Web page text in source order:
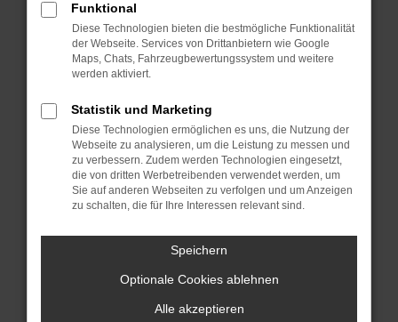
Starte dein Gerät neu.
Das kann manchmal helfen, vorübergehende
Probleme zu beheben.
Betriebssystem auf dem neuesten Stand
sind.
Veraltete Software birgt nicht nur ein
Sicherheitsrisiko, sondern kann auch dazu
führen, dass bestimmte Funktionen nicht mehr
unterstützt werden.
Wende dich an den Webseitenbetreiber.
Wenn du alle oben genannten Schritte versucht
hast, kontaktiere uns bitte. Wir werden
versuchen, das Problem zu beheben. Du kannst
uns diesen Text schicken, um uns bei der
Funktional
Diese Technologien bieten die bestmögliche Funktionalität
der Webseite. Services von Drittanbietern wie Google
Maps, Chats, Fahrzeugbewertungssystem und weitere
werden aktiviert.
Statistik und Marketing
Diese Technologien ermöglichen es uns, die Nutzung der
Webseite zu analysieren, um die Leistung zu messen und
zu verbessern. Zudem werden Technologien eingesetzt,
die von dritten Werbetreibenden verwendet werden, um
Sie auf anderen Webseiten zu verfolgen und um Anzeigen
zu schalten, die für Ihre Interessen relevant sind.
Speichern
Optionale Cookies ablehnen
Alle akzeptieren